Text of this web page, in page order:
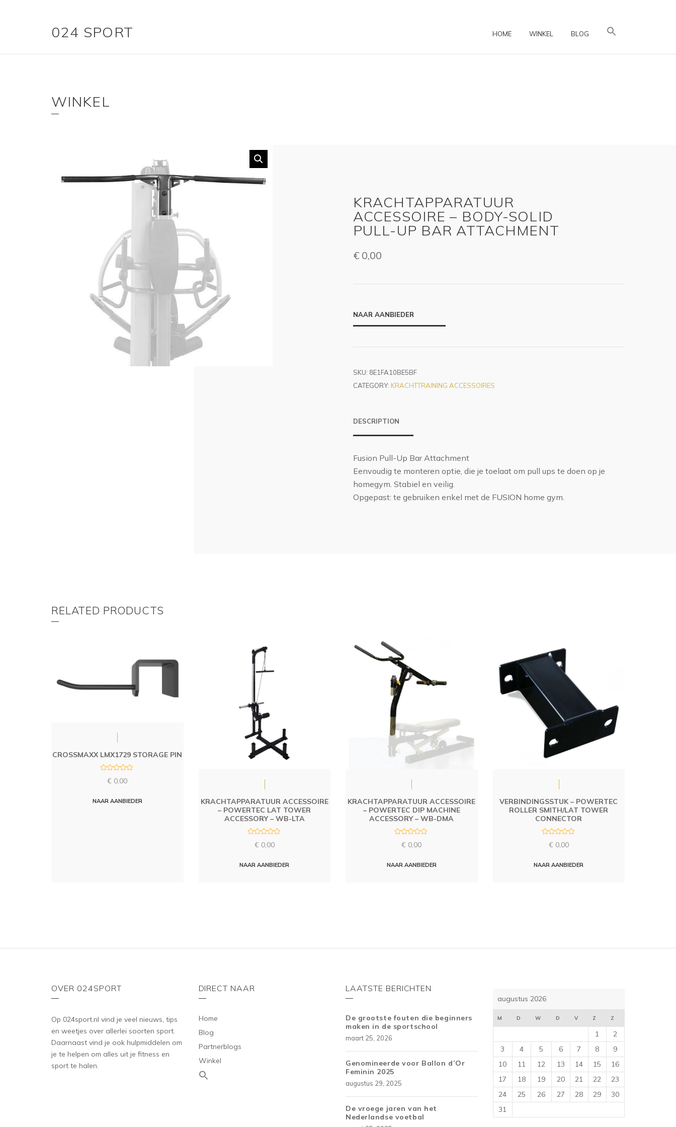
024 SPORT HOME WINKEL BLOG
WINKEL
KRACHTAPPARATUUR
ACCESSOIRE – BODY-SOLID
PULL-UP BAR ATTACHMENT
€ 0,00
NAAR AANBIEDER
SKU: 8E1FA10BE5BF
CATEGORY: KRACHTTRAINING ACCESSOIRES
DESCRIPTION
Fusion Pull-Up Bar Attachment
Eenvoudig te monteren optie, die je toelaat om pull ups te doen op je
homegym. Stabiel en veilig.
Opgepast: te gebruiken enkel met de FUSION home gym.
RELATED PRODUCTS
CROSSMAXX LMX1729 STORAGE PIN
d
€ 0,00
NAAR AANBIEDER
KRACHTAPPARATUUR ACCESSOIRE
– POWERTEC LAT TOWER
ACCESSORY – WB-LTA
d
€ 0,00
NAAR AANBIEDER
KRACHTAPPARATUUR ACCESSOIRE
– POWERTEC DIP MACHINE
ACCESSORY – WB-DMA
d
€ 0,00
NAAR AANBIEDER
VERBINDINGSSTUK – POWERTEC
ROLLER SMITH/LAT TOWER
CONNECTOR
d
€ 0,00
NAAR AANBIEDER
OVER 024SPORT
Op 024sport.nl vind je veel nieuws, tips
en weetjes over allerlei soorten sport.
Daarnaast vind je ook hulpmiddelen om
je te helpen om alles uit je fitness en
sport te halen.
DIRECT NAAR
Home
Blog
Partnerblogs
Winkel
LAATSTE BERICHTEN
De grootste fouten die beginners
maken in de sportschool
maart 25, 2026
Genomineerde voor Ballon d’Or
Feminin 2025
augustus 29, 2025
De vroege jaren van het
Nederlandse voetbal
augustus 2026
M D W D V Z Z
1
2
3
4 5 6 7 8
9
10
11 12 13 14 15
16
17
18 19 20 21 22
23
24
25 26 27 28 29
30
31